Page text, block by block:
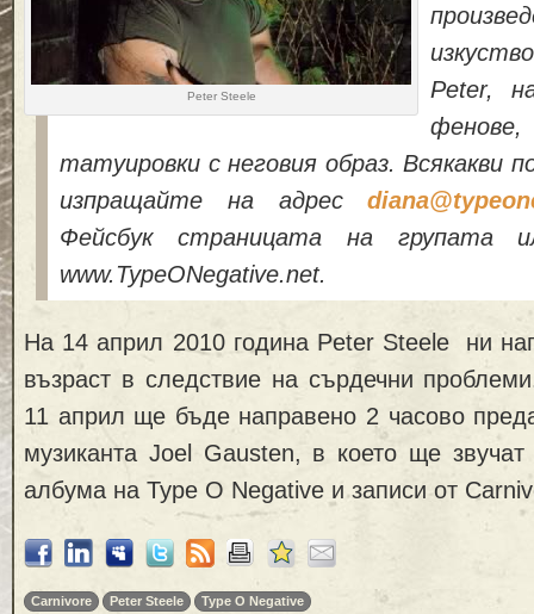
Peter Steele
Peter,
татуировки с неговия образ. Всякакви
изпращайте на адрес
Фейсбук страницата на групата
www.TypeONegative.net.
На 14 април 2010 година Peter Steele ни
възраст в следствие на сърдечни
11 април ще бъде направено 2 часово
музиканта Joel Gausten, в което ще
албума на Type O Negative и записи от
Carnivore Peter Steele Type O Negative